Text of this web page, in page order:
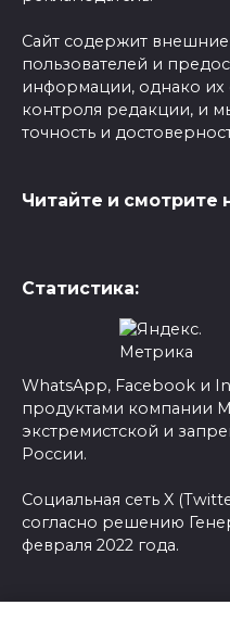
Сайт содержит внешние
пользователей и
информации, однако их
контроля редакции, и
точность и
Читайте и смотрите
Статистика:
WhatsApp, Facebook и
продуктами компании
экстремистской и
России.
Социальная сеть X
согласно решению
февраля 2022 года.